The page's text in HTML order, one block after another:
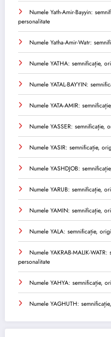
Numele Yath-Amir-Bayyin:
personalitate
Numele Yatha-Amir-Watr:
Numele YATHA: semnificație,
Numele YATAL-BAYYIN:
Numele YATA-AMIR:
Numele YASSER: semnificație,
Numele YASIR: semnificație,
Numele YASHDJOB:
Numele YARUB: semnificație,
Numele YAMIN: semnificație,
Numele YALA: semnificație,
Numele YAKRAB-MALIK-
personalitate
Numele YAHYA: semnificație,
Numele YAGHUTH: